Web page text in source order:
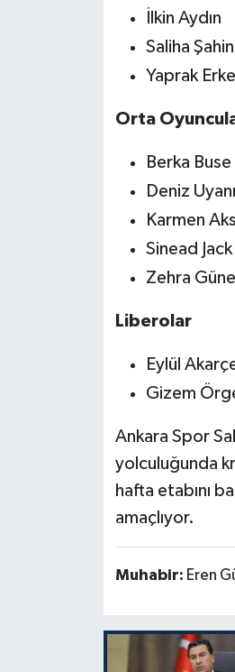
İlkin Aydın
Saliha Şahin
Yaprak
Orta
Berka
Deniz
Karmen
Sinead Jack
Zehra
Liberolar
Eylül
Gizem
Ankara Spor
yolculuğunda
hafta etabını
amaçlıyor.
Muhabir: Eren